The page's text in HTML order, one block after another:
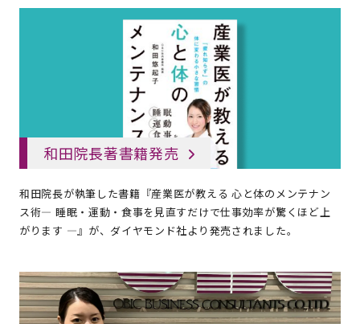
和田院長著書籍発売
和田院長が執筆した書籍『産業医が教える 心と体のメンテナン
ス術― 睡眠・運動・食事を見直すだけで仕事効率が驚くほど上
がります ―』が、ダイヤモンド社より発売されました。